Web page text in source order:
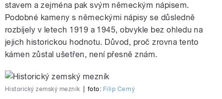
stavem a zejména pak svým německým nápisem.
Podobné kameny s německými nápisy se důsledně
rozbíjely v letech 1919 a 1945, obvykle bez ohledu na
jejich historickou hodnotu. Důvod, proč zrovna tento
kámen zůstal ušetřen, není přesně znám.
Historický zemský mezník foto: Filip Černý